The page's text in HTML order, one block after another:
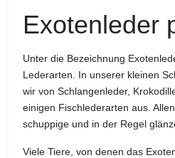
Exotenleder
Unter die Bezeichnung
Lederarten. In unserer kleinen
wir von Schlangenleder,
einigen Fischlederarten aus.
schuppige und in der Regel
Viele Tiere, von denen das